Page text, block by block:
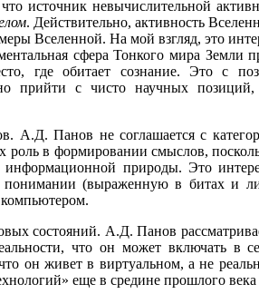
источник невычислительной
. Действительно, активность
Вселенной. На мой взгляд, это
сфера Тонкого мира Земли
где обитает сознание. Это
прийти с чисто научных позиций,
А.Д. Панов не соглашается с
роль в формировании смыслов,
природы. Это
(выраженную в битах и
состояний. А.Д. Панов
что он может включать в
он живет в виртуальном, а не
еще в средине прошлого века